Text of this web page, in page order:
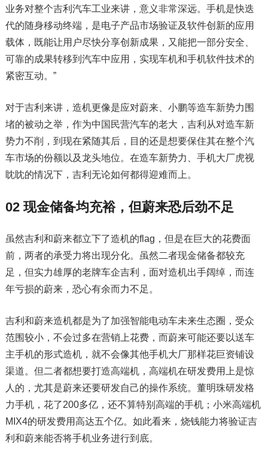
业务对整个吉利汽车工业来讲，意义非常深远。手机是快迭
代的随身移动终端，是电子产品市场验证及软件创新的应用
载体，既能让用户尽快分享创新成果，又能把一部分安全、
可靠的成果转移到汽车中应用，实现车机和手机软件技术的
紧密互动。”
对于吉利来讲，造机更像是应对蔚来、小鹏等造车新势力围
堵的被动之举，作为中国民营汽车的老大，吉利从对造车新
势力不削，到现在紧随其后，目的还是想要保住其在整个汽
车市场的份额以及龙头地位。在造车新势力、手机大厂虎视
眈眈的情况下，吉利无论如何都得迎难而上。
02 现金储备均充裕，但蔚来恐后劲不足
虽然吉利和蔚来都立下了造机的flag，但是在巨大的花费面
前，两者的承受力将出现分化。虽然二者现金储备都较充
足，但实力雄厚的老牌车企吉利，面对造机出手阔绰，而连
年亏损的蔚来，恐心有余而力不足。
吉利和蔚来造机都是为了加强智能电动车未来生态圈，受众
范围较小，不会过多在营销上花费，而蔚来可能还要以送车
主手机的形式造机，就不会像其他手机大厂那样花巨资铺设
渠道。但二者都想要打造高端机，高端机在研发费用上是惊
人的，尤其是蔚来还要研发自己的操作系统。董明珠研发格
力手机，花了200多亿，还不算特别高端的手机；小米高端机
MIX4的研发费用高达五个亿。如此看来，烧钱能力将验证吉
利和蔚来能否将手机业务进行到底。